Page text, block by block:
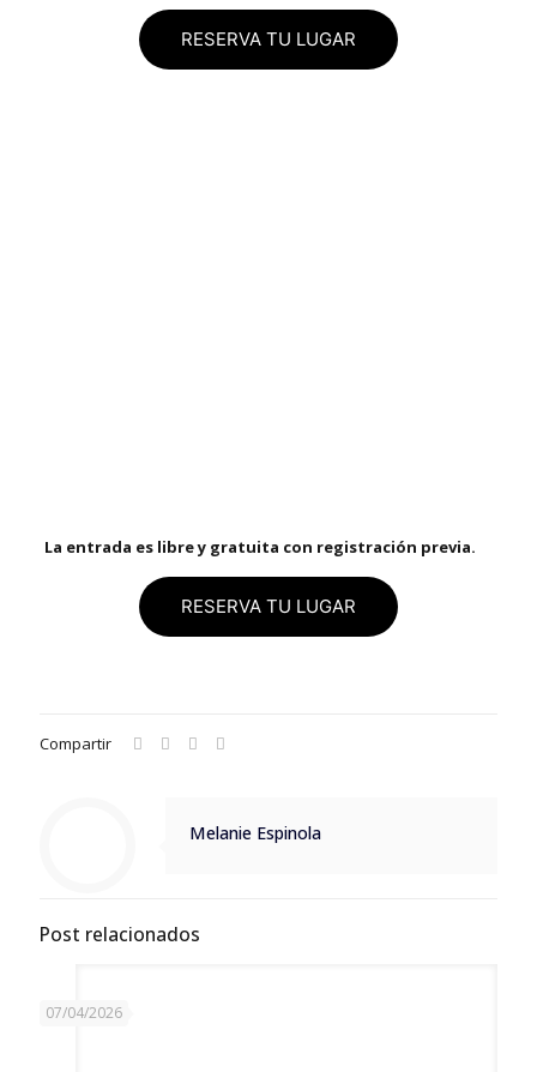
RESERVA TU LUGAR
La entrada es libre y gratuita con registración previa.
RESERVA TU LUGAR
Compartir
Melanie Espinola
Post relacionados
07/04/2026